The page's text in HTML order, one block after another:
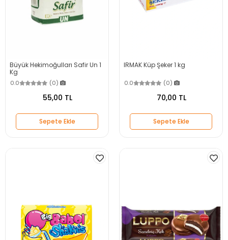
Büyük Hekimoğulları Safir Un 1
Kg
0.0 (0)
55,00 TL
Sepete Ekle
IRMAK Küp Şeker 1 kg
0.0 (0)
70,00 TL
Sepete Ekle